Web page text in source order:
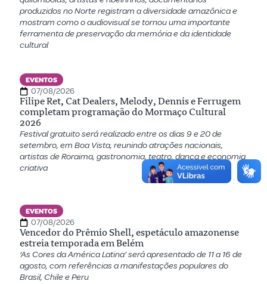
produzidos no Norte registram a diversidade amazônica e
mostram como o audiovisual se tornou uma importante
ferramenta de preservação da memória e da identidade
cultural
EVENTOS
07/08/2026
Filipe Ret, Cat Dealers, Melody, Dennis e Ferrugem
completam programação do Mormaço Cultural
2026
Festival gratuito será realizado entre os dias 9 e 20 de
setembro, em Boa Vista, reunindo atrações nacionais,
artistas de Roraima, gastronomia, teatro, dança e economia
criativa
EVENTOS
07/08/2026
Vencedor do Prêmio Shell, espetáculo amazonense
estreia temporada em Belém
‘As Cores da América Latina’ será apresentado de 11 a 16 de
agosto, com referências a manifestações populares do
Brasil, Chile e Peru